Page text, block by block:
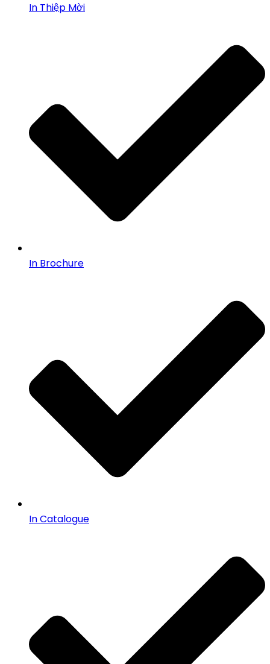
In Thiệp Mời
In Brochure
In Catalogue